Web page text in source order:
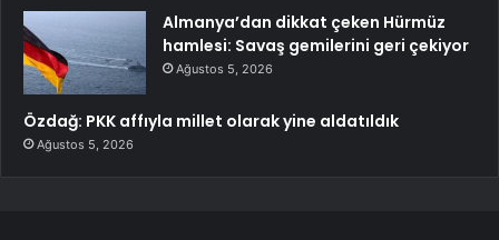
Almanya’dan dikkat çeken Hürmüz
hamlesi: Savaş gemilerini geri çekiyor
Ağustos 5, 2026
Özdağ: PKK affıyla millet olarak yine aldatıldık
Ağustos 5, 2026